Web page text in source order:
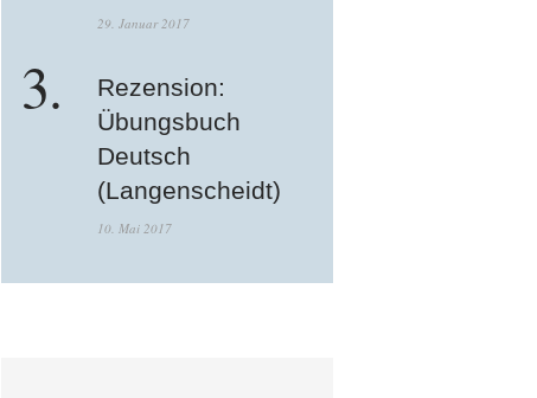
29. Januar 2017
Rezension:
Übungsbuch
Deutsch
(Langenscheidt)
10. Mai 2017